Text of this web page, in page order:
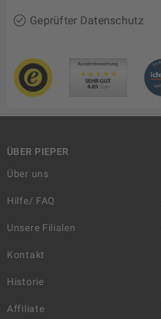
Geprüfter Datenschutz
ÜBER PIEPER
Über uns
Hilfe/ FAQ
Unsere Filialen
Kontakt
Historie
Affiliate